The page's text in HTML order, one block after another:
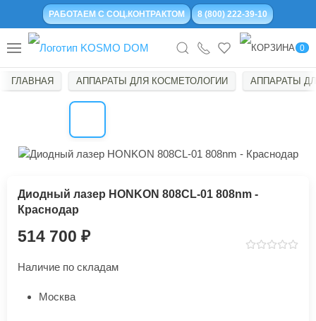
РАБОТАЕМ С СОЦ.КОНТРАКТОМ 8 (800) 222-39-10
0
ГЛАВНАЯ АППАРАТЫ ДЛЯ КОСМЕТОЛОГИИ АППАРАТЫ
Диодный лазер HONKON 808CL-01 808nm -
Краснодар
514 700
Наличие по складам
Москва